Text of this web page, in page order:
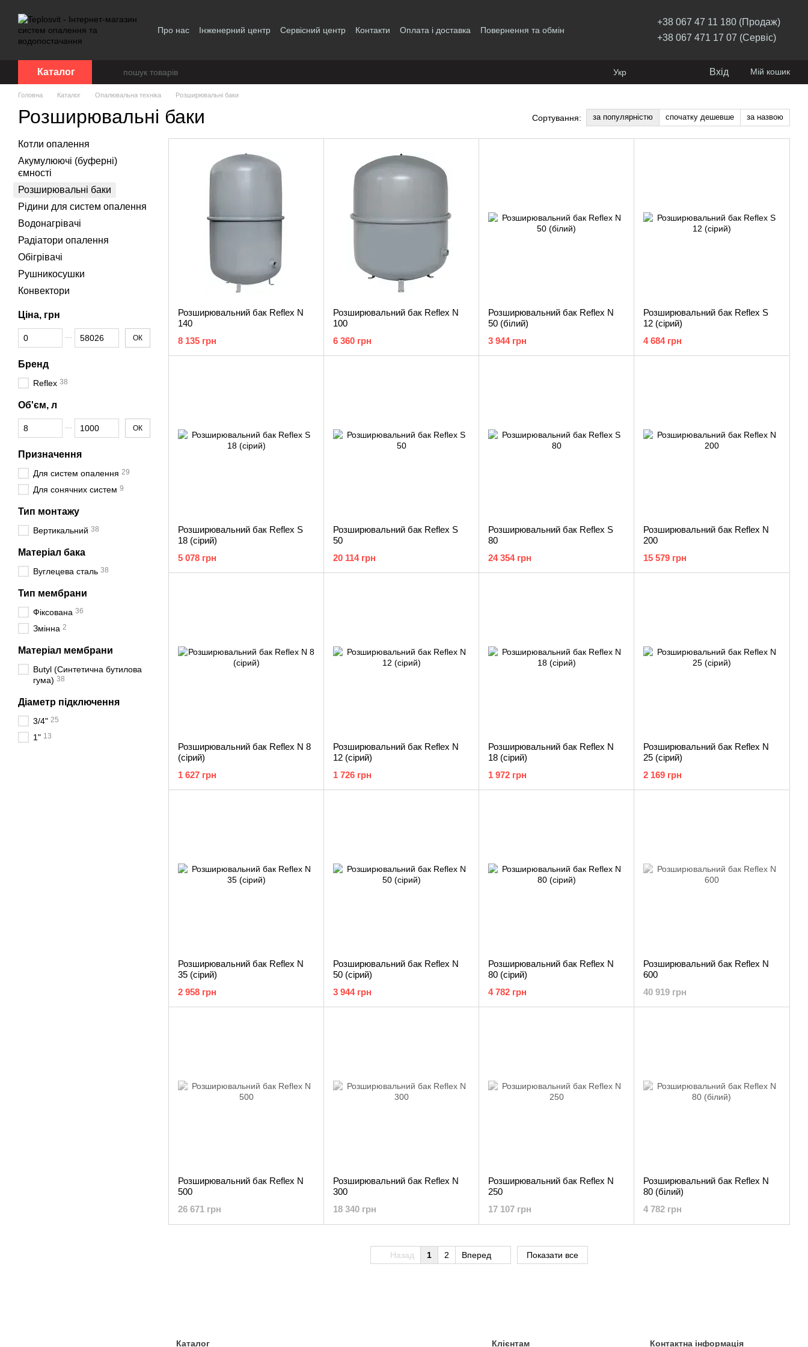
Про нас Інженерний центр Сервісний центр Контакти Оплата і доставка
Повернення та обмін
+38 067 47 11 180 (Продаж)
+38 067 471 17 07 (Сервіс)
Каталог Укр Вхід Мій кошик
Головна Каталог Опалювальна техніка Розширювальні баки
Розширювальні баки Сортування: за популярністю спочатку дешевше за назвою
Розширювальний бак Reflex N
140
8 135 грн
Розширювальний бак Reflex N
100
6 360 грн
Розширювальний бак Reflex N
50 (білий)
3 944 грн
Розширювальний бак Reflex S
12 (сірий)
4 684 грн
Розширювальний бак Reflex S
18 (сірий)
5 078 грн
Розширювальний бак Reflex S
50
20 114 грн
Розширювальний бак Reflex S
80
24 354 грн
Розширювальний бак Reflex N
200
15 579 грн
Розширювальний бак Reflex N 8
(сірий)
1 627 грн
Розширювальний бак Reflex N
12 (сірий)
1 726 грн
Розширювальний бак Reflex N
18 (сірий)
1 972 грн
Розширювальний бак Reflex N
25 (сірий)
2 169 грн
Розширювальний бак Reflex N
35 (сірий)
2 958 грн
Розширювальний бак Reflex N
50 (сірий)
3 944 грн
Розширювальний бак Reflex N
80 (сірий)
4 782 грн
Розширювальний бак Reflex N
600
40 919 грн
Розширювальний бак Reflex N
500
26 671 грн
Розширювальний бак Reflex N
300
18 340 грн
Розширювальний бак Reflex N
250
17 107 грн
Розширювальний бак Reflex N
80 (білий)
4 782 грн
Назад 1 2 Вперед Показати все
Котли опалення
Акумулюючі (буферні)
ємності
Розширювальні баки
Рідини для систем опалення
Водонагрівачі
Радіатори опалення
Обігрівачі
Рушникосушки
Конвектори
Ціна, грн
Від Ціна, грн
До Ціна, грн ОК
Бренд
Reflex 38
Об'єм, л
Від Об'єм, л
До Об'єм, л ОК
Призначення
Для систем опалення 29
Для сонячних систем 9
Тип монтажу
Вертикальний 38
Матеріал бака
Вуглецева сталь 38
Тип мембрани
Фіксована 36
Змінна 2
Матеріал мембрани
Butyl (Синтетична бутилова
гума) 38
Діаметр підключення
3/4" 25
1" 13
Каталог Клієнтам Контактна інформація